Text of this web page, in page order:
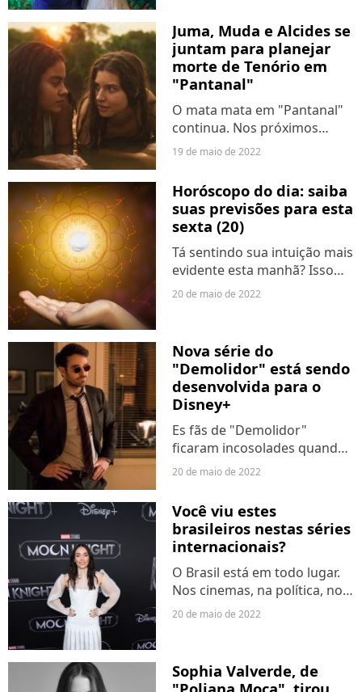
ex-presidente do Brasil
oficializou a união com a
socióloga Rosângel...
Juma, Muda e Alcides se
juntam para planejar
morte de Tenório em
"Pantanal"
O mata mata em "Pantanal"
continua. Nos próximos
capítulos da novela, Juma
Muda (Bella Campos) e
Alcides (Juliano Cazarré) para
planejar o assassinato de...
19 de maio de 2022
Horóscopo do dia: saiba
suas previsões para esta
sexta (20)
Tá sentindo sua intuição mais
evidente esta manhã? Isso
está rolando porque Lua fez
madrugada, o que estimulou
nossas energias mais
sensíveis...
20 de maio de 2022
Nova série do
"Demolidor" está sendo
desenvolvida para o
Disney+
Es fãs de "Demolidor"
ficaram incosolades quando
o título da Netflix estrelado
em 2018. Quase quatro anos
depois, ficamos sabendo que
a Marvel Studios...
20 de maio de 2022
Você viu estes
brasileiros nestas séries
internacionais?
O Brasil está em todo lugar.
Nos cinemas, na política, no
mundo dos negócios... em
encontramos brasileires. Isso
também inclui o...
20 de maio de 2022
Sophia Valverde, de